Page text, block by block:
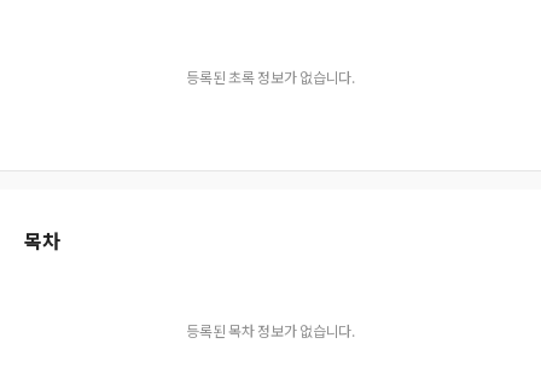
등록된 초록 정보가 없습니다.
목차
등록된 목차 정보가 없습니다.